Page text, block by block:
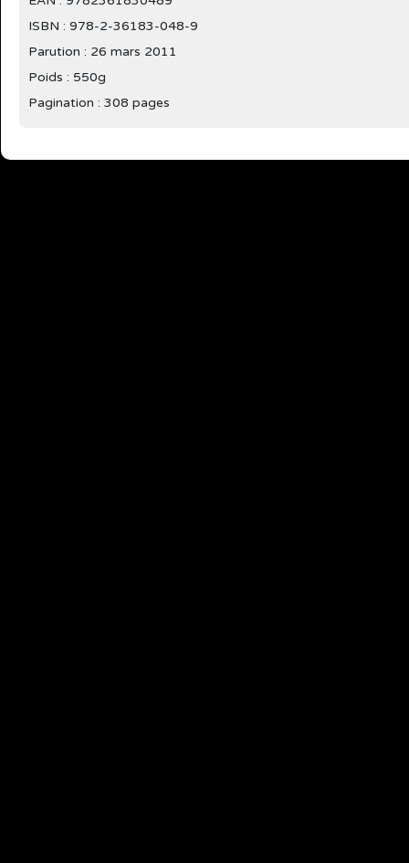
ISBN : 978-2-36183-048-9
Parution : 26 mars 2011
Poids : 550g
Pagination : 308 pages